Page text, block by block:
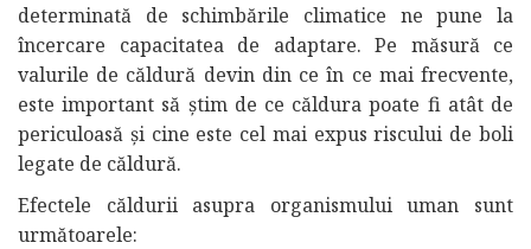
determinată de schimbările climatice ne pune la
încercare capacitatea de adaptare. Pe măsură ce
valurile de căldură devin din ce în ce mai frecvente,
este important să știm de ce căldura poate fi atât de
periculoasă și cine este cel mai expus riscului de boli
legate de căldură.
Efectele căldurii asupra organismului uman sunt
următoarele: